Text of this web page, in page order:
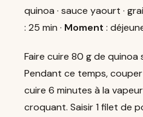
quinoa · sauce yaourt ·
: 25 min · Moment :
Faire cuire 80 g de quinoa
Pendant ce temps,
cuire 6 minutes à la
croquant. Saisir 1 filet de